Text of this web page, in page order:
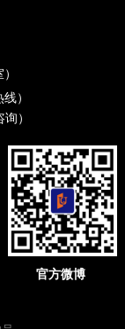
）
）
官方微博